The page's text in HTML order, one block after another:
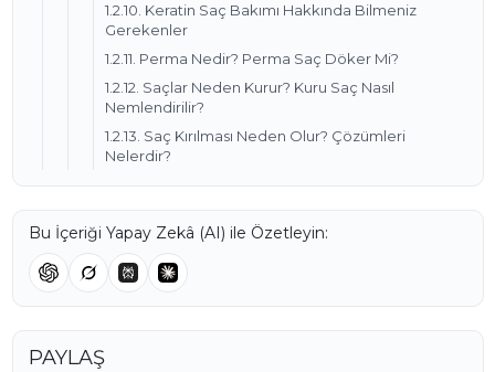
1.2.10. Keratin Saç Bakımı Hakkında Bilmeniz
Gerekenler
1.2.11. Perma Nedir? Perma Saç Döker Mi?
1.2.12. Saçlar Neden Kurur? Kuru Saç Nasıl
Nemlendirilir?
1.2.13. Saç Kırılması Neden Olur? Çözümleri
Nelerdir?
Bu İçeriği Yapay Zekâ (AI) ile Özetleyin:
PAYLAŞ